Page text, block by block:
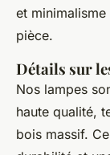
et
pièce.
Détails sur
Nos lampes
haute qualité,
bois massif.